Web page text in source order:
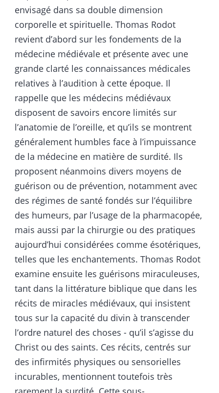
envisagé dans sa double dimension
corporelle et spirituelle. Thomas Rodot
revient d’abord sur les fondements de la
médecine médiévale et présente avec une
grande clarté les connaissances médicales
relatives à l’audition à cette époque. Il
rappelle que les médecins médiévaux
disposent de savoirs encore limités sur
l’anatomie de l’oreille, et qu’ils se montrent
généralement humbles face à l’impuissance
de la médecine en matière de surdité. Ils
proposent néanmoins divers moyens de
guérison ou de prévention, notamment avec
des régimes de santé fondés sur l’équilibre
des humeurs, par l’usage de la pharmacopée,
mais aussi par la chirurgie ou des pratiques
aujourd’hui considérées comme ésotériques,
telles que les enchantements. Thomas Rodot
examine ensuite les guérisons miraculeuses,
tant dans la littérature biblique que dans les
récits de miracles médiévaux, qui insistent
tous sur la capacité du divin à transcender
l’ordre naturel des choses - qu’il s’agisse du
Christ ou des saints. Ces récits, centrés sur
des infirmités physiques ou sensorielles
incurables, mentionnent toutefois très